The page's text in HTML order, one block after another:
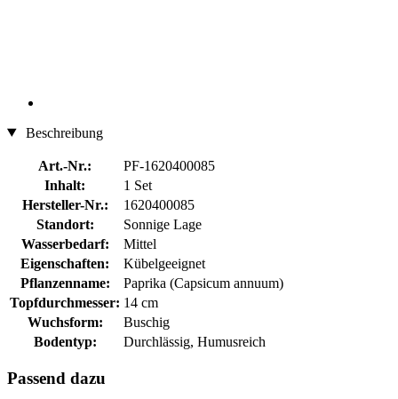
Beschreibung
Art.-Nr.:
PF-1620400085
Inhalt:
1 Set
Hersteller-Nr.:
1620400085
Standort:
Sonnige Lage
Wasserbedarf:
Mittel
Eigenschaften:
Kübelgeeignet
Pflanzenname:
Paprika (Capsicum annuum)
Topfdurchmesser: 14 cm
Wuchsform:
Buschig
Bodentyp:
Durchlässig, Humusreich
Passend dazu